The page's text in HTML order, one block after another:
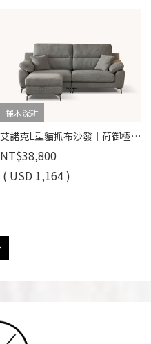
擇木深耕
艾諾克L型貓抓布沙發｜荷御極緻貓抓布 × 收納腳椅 × 可拆洗布套 – 擇木深耕
NT$38,800
( USD 1,164 )